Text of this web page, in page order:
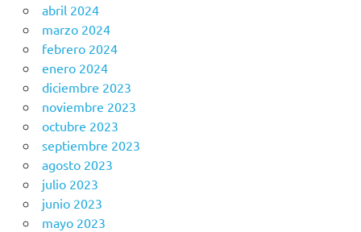
abril 2024
marzo 2024
febrero 2024
enero 2024
diciembre 2023
noviembre 2023
octubre 2023
septiembre 2023
agosto 2023
julio 2023
junio 2023
mayo 2023